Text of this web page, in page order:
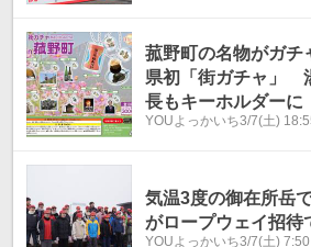
菰野町の名物がガ
県初「街ガチャ」
長もキーホルダーに
YOUよっかいち3/7(土)
気温3度の御在所岳
がロープウェイ招待
YOUよっかいち3/7(土) 7:50